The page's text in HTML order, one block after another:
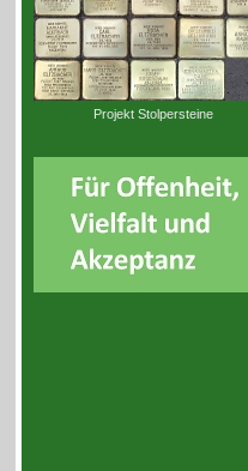
Projekt Stolpersteine